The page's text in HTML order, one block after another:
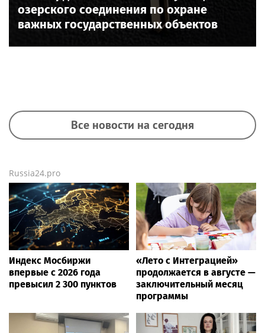
озерского соединения по охране
важных государственных объектов
Все новости на сегодня
Russia24.pro
Индекс Мосбиржи
впервые с 2026 года
превысил 2 300 пунктов
«Лето с Интеграцией»
продолжается в августе —
заключительный месяц
программы